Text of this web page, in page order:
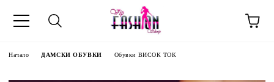
Начало ДАМСКИ ОБУВКИ Обувки ВИСОК ТОК